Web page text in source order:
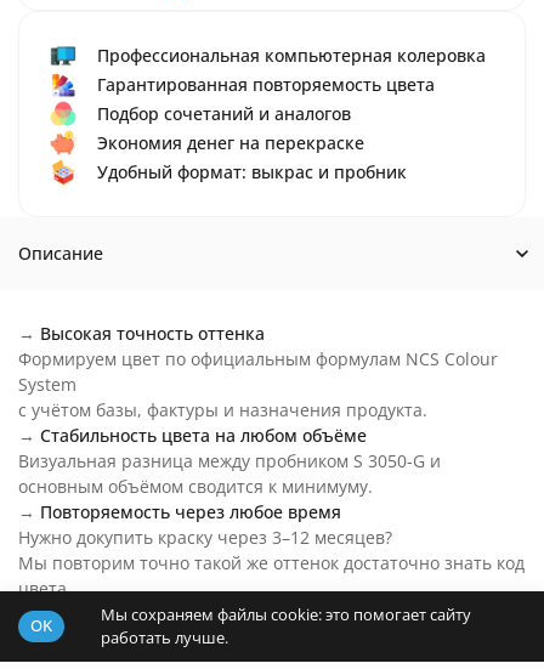
Профессиональная компьютерная колеровка
Гарантированная повторяемость цвета
Подбор сочетаний и аналогов
Экономия денег на перекраске
Удобный формат: выкрас и пробник
Описание
→ Высокая точность оттенка
Формируем цвет по официальным формулам NCS Colour
System
с учётом базы, фактуры и назначения продукта.
→ Стабильность цвета на любом объёме
Визуальная разница между пробником S 3050-G и
основным объёмом сводится к минимуму.
→ Повторяемость через любое время
Нужно докупить краску через 3–12 месяцев?
Мы повторим точно такой же оттенок достаточно знать код
цвета.
→Цвет S 3050-G на любой бюджет
Основу пробника подберем под ваш бюджет и задачи.
OK
Мы сохраняем файлы cookie: это помогает сайту
работать лучше.